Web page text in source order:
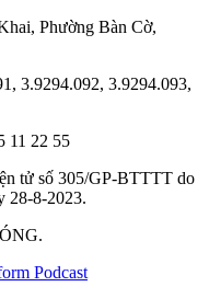
Phường Bàn Cờ,
3.9294.092, 3.9294.093,
11 22 55
tử số 305/GP-BTTTT do
28-8-2023.
Podcast